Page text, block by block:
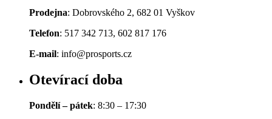
Prodejna: Dobrovského 2, 682 01 Vyškov
Telefon: 517 342 713, 602 817 176
E-mail: info@prosports.cz
Otevírací doba
Pondělí – pátek: 8:30 – 17:30